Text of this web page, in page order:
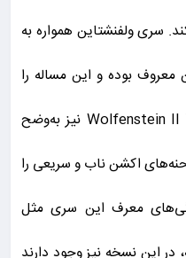
سری ولفنشتاین همواره به
معروف بوده و این مساله را
می‌توان در Wolfenstein II The New Colossus نیز به‌وضح
اکشن ناب و سریعی را
معرف این سری مثل
در این نسخه نیز وجود دارند